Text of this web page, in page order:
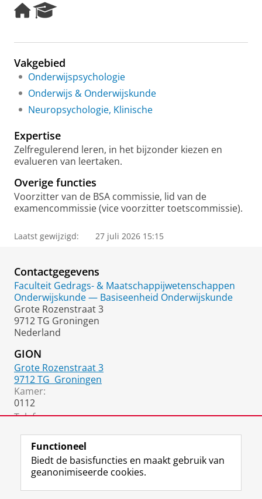
H
o
e
a
g
e
e
r
c
h
o
t
a
Vakgebied
Onderwijspsychologie
Onderwijs & Onderwijskunde
Neuropsychologie, Klinische
Expertise
Zelfregulerend leren, in het bijzonder kiezen en
evalueren van leertaken.
Overige functies
Voorzitter van de BSA commissie, lid van de
examencommissie (vice voorzitter toetscommissie).
Laatst gewijzigd: 27 juli 2026 15:15
Contactgegevens
Faculteit Gedrags- & Maatschappijwetenschappen
Onderwijskunde — Basiseenheid Onderwijskunde
Grote Rozenstraat 3
9712 TG Groningen
Nederland
GION
Grote Rozenstraat 3
9712 TG Groningen
Kamer:
0112
Telefoon:
Volg de RUG
F
L
R I
Y
Functioneel
Biedt de basisfuncties en maakt gebruik van
geanonimiseerde cookies.